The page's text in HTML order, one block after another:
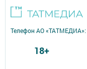
Телефон АО «ТАТМЕДИА»:
18+